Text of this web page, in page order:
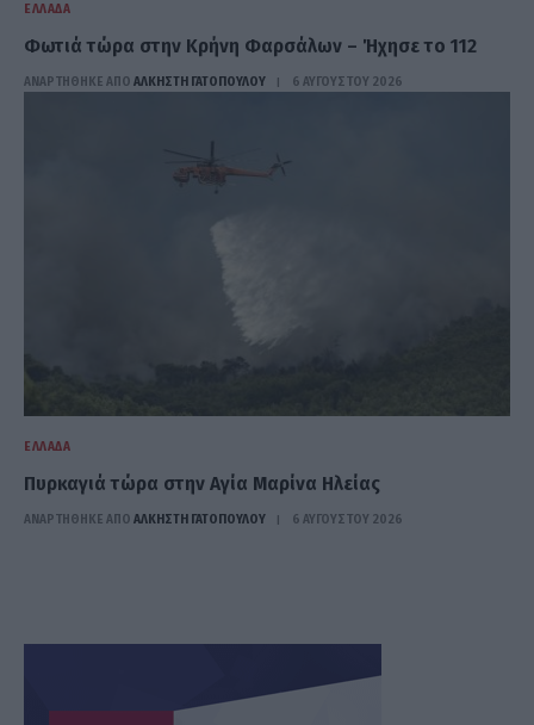
ΕΛΛΆΔΑ
Φωτιά τώρα στην Κρήνη Φαρσάλων – Ήχησε το 112
ΑΝΑΡΤΗΘΗΚΕ ΑΠΟ ΆΛΚΗΣΤΗ ΓΑΤΟΠΟΎΛΟΥ 6 ΑΥΓΟΎΣΤΟΥ 2026
ΕΛΛΆΔΑ
Πυρκαγιά τώρα στην Αγία Μαρίνα Ηλείας
ΑΝΑΡΤΗΘΗΚΕ ΑΠΟ ΆΛΚΗΣΤΗ ΓΑΤΟΠΟΎΛΟΥ 6 ΑΥΓΟΎΣΤΟΥ 2026